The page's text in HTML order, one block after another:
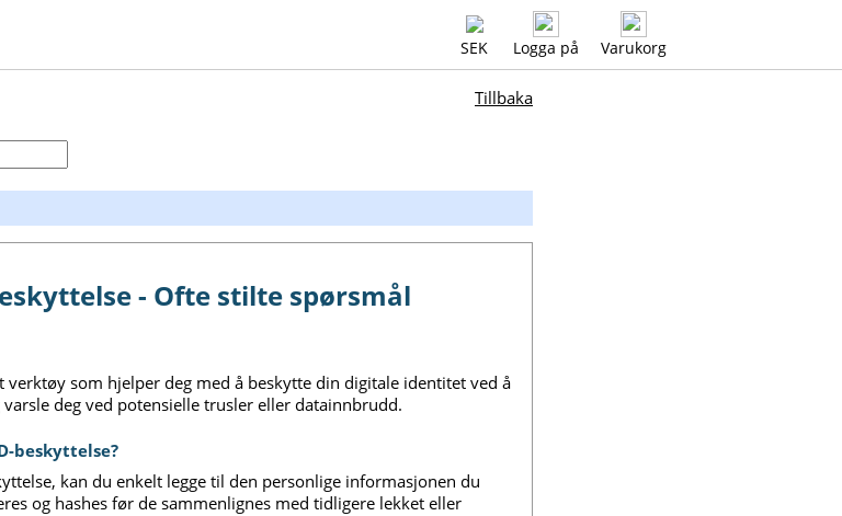
SEK Logga på Varukorg
Tillbaka
- Ofte stilte spørsmål
verktøy som hjelper deg med å beskytte din digitale identitet ved å
deg ved potensielle trusler eller datainnbrudd.
beskyttelse?
kan du enkelt legge til den personlige informasjonen du
og hashes før de sammenlignes med tidligere lekket eller